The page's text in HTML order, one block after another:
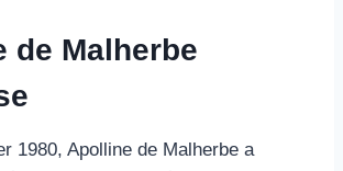
de Malherbe
1980, Apolline de Malherbe a